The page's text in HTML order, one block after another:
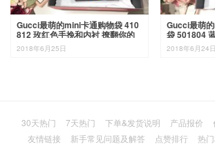
Gucci最萌的mini卡通购物袋 410
812 玫红色手挽和内衬 撩翻你的
少女，风靡时尚 21-20-10cm
2018年6月25日
Gucci最萌
袋 501804
少女心 风靡
2018年6月24日
30天热门 7天热门 下单&发货说明 产品报价
友情链接
新手常见问题及解答 点赞排行 热